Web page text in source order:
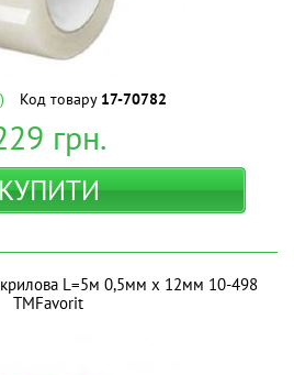
Код товару 17-70782
грн.
L=5м 0,5мм х 12мм 10-498
ТМFavorit